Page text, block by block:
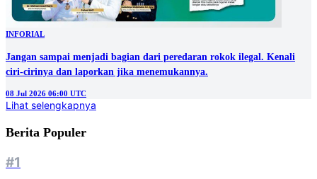
INFORIAL
Jangan sampai menjadi bagian dari peredaran rokok ilegal. Kenali
ciri-cirinya dan laporkan jika menemukannya.
08 Jul 2026 06:00 UTC
Lihat selengkapnya
Berita Populer
#1